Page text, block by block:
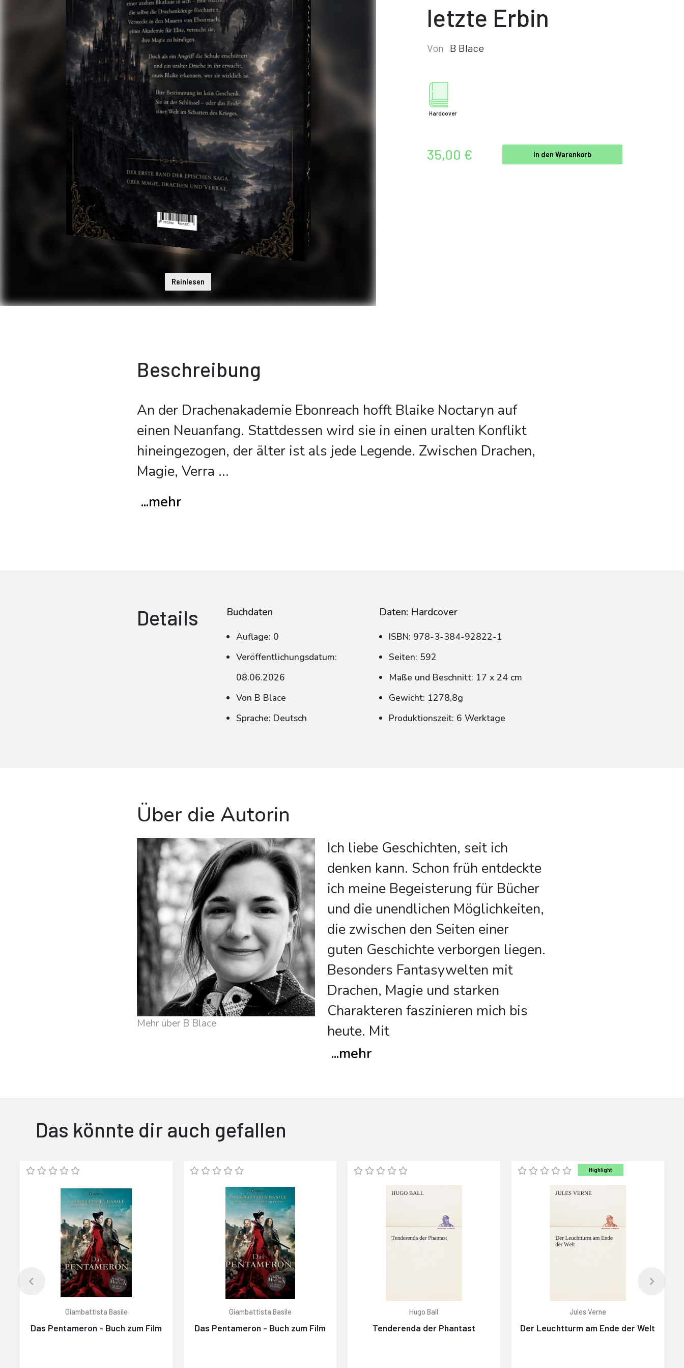
Reinlesen
letzte Erbin
Von B Blace
Hardcover
35,00 € In den Warenkorb
Beschreibung
An der Drachenakademie Ebonreach hofft Blaike Noctaryn auf
einen Neuanfang. Stattdessen wird sie in einen uralten Konflikt
hineingezogen, der älter ist als jede Legende. Zwischen Drachen,
Magie, Verra ...
...mehr
Details Buchdaten
Auflage: 0
Veröffentlichungsdatum:
08.06.2026
Von B Blace
Sprache: Deutsch
Daten: Hardcover
ISBN: 978-3-384-92822-1
Seiten: 592
Maße und Beschnitt: 17 x 24 cm
Gewicht: 1278,8g
Produktionszeit: 6 Werktage
Über die Autorin
Mehr über B Blace
Ich liebe Geschichten, seit ich
denken kann. Schon früh entdeckte
ich meine Begeisterung für Bücher
und die unendlichen Möglichkeiten,
die zwischen den Seiten einer
guten Geschichte verborgen liegen.
Besonders Fantasywelten mit
Drachen, Magie und starken
Charakteren faszinieren mich bis
heute. Mit
...mehr
Das könnte dir auch gefallen
Giambattista Basile
Das Pentameron - Buch zum Film
Giambattista Basile
Das Pentameron - Buch zum Film
Hugo Ball
Tenderenda der Phantast
Highlight
Jules Verne
Der Leuchtturm am Ende der Welt